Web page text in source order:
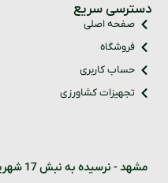
دسترسی سریع
صفحه اصلی
فروشگاه
حساب کاربری
تجهیزات کشاورزی
مشهد - نرسیده به نبش 17 شهریور 39 - پلاک ۴۲۱